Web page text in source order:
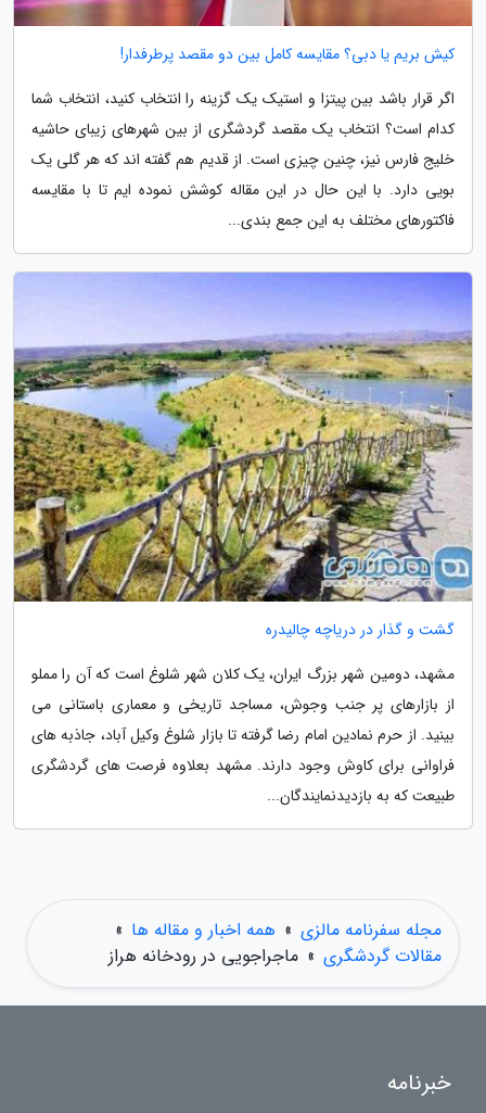
کیش بریم یا دبی؟ مقایسه کامل بین دو مقصد پرطرفدار!
اگر قرار باشد بین پیتزا و استیک یک گزینه را انتخاب کنید، انتخاب شما
کدام است؟ انتخاب یک مقصد گردشگری از بین شهرهای زیبای حاشیه
خلیج فارس نیز، چنین چیزی است. از قدیم هم گفته اند که هر گلی یک
بویی دارد. با این حال در این مقاله کوشش نموده ایم تا با مقایسه
فاکتورهای مختلف به این جمع بندی...
گشت و گذار در دریاچه چالیدره
مشهد، دومین شهر بزرگ ایران، یک کلان شهر شلوغ است که آن را مملو
از بازارهای پر جنب وجوش، مساجد تاریخی و معماری باستانی می
بینید. از حرم نمادین امام رضا گرفته تا بازار شلوغ وکیل آباد، جاذبه های
فراوانی برای کاوش وجود دارند. مشهد بعلاوه فرصت های گردشگری
طبیعت که به بازدیدنمایندگان...
مجله سفرنامه مالزی » همه اخبار و مقاله ها »
مقالات گردشگری » ماجراجویی در رودخانه هراز
خبرنامه